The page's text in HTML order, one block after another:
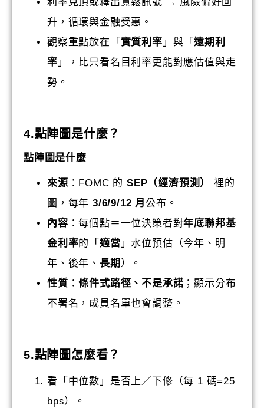
升，循環與金融受惠。
觀察重點放在「 實質利率 」與「遠期利
率 」，比只看名目利率更能對應估值與走
勢。
4.點陣圖是什麼？
點陣圖是什麼
來源 ：FOMC 的SEP（經濟預測）
裡的
圖，每年 3/6/9/12 月 公布。
內容 ：每個點＝一位決策者對年底聯邦基
金利率的「適當 」水位預估（今年、明
年、後年、 長期 ）。
性質 ：條件式路徑、不是承諾 ；顯示分布
不署名，成員名單也會調整。
5.點陣圖怎麼看？
看「中位數」是否上／下修（每 1 碼=25
bps）。